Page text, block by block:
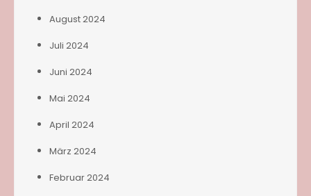
August 2024
Juli 2024
Juni 2024
Mai 2024
April 2024
März 2024
Februar 2024